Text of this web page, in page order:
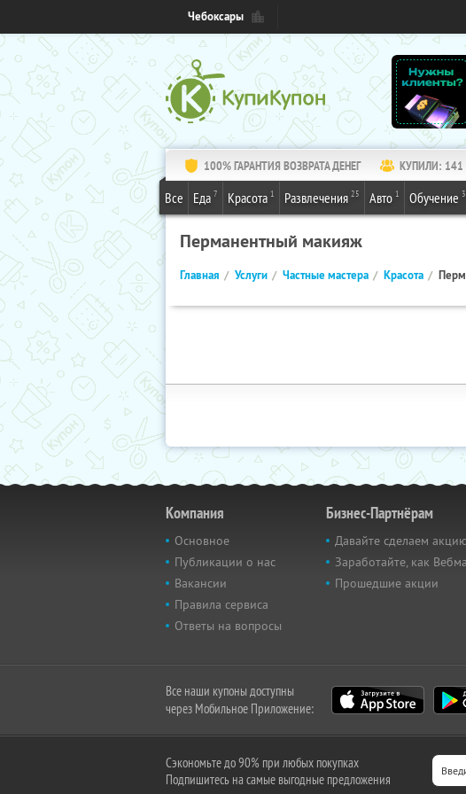
Чебоксары
100% ГАРАНТИЯ ВОЗВРАТА ДЕНЕГ КУПИЛИ:
Все Еда 7 Красота 1 Развлечения 25 Авто 1 Обучение
Перманентный макияж
Главная Услуги Частные мастера Красота
Компания
Основное
Публикации о нас
Вакансии
Правила сервиса
Ответы на вопросы
Бизнес-Партнёрам
Давайте сделаем
Заработайте, как
Прошедшие акции
Все наши купоны доступны
через Мобильное Приложение:
Сэкономьте до 90% при любых покупках
Подпишитесь на самые выгодные предложения